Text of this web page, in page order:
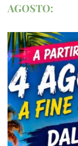
AGOSTO: